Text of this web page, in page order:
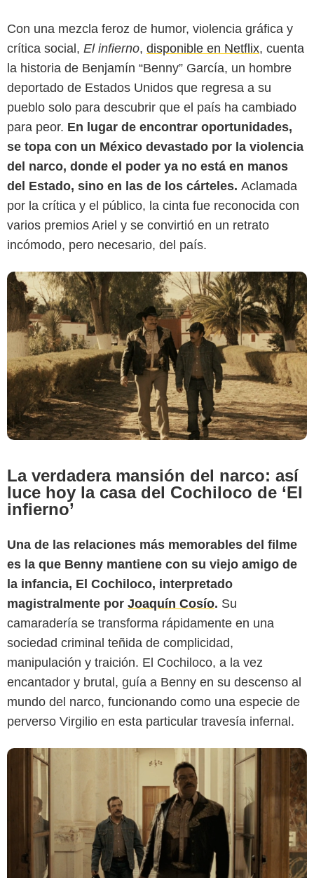
Con una mezcla feroz de humor, violencia gráfica y
crítica social, El infierno, disponible en Netflix, cuenta
la historia de Benjamín “Benny” García, un hombre
deportado de Estados Unidos que regresa a su
pueblo solo para descubrir que el país ha cambiado
para peor. En lugar de encontrar oportunidades,
se topa con un México devastado por la violencia
del narco, donde el poder ya no está en manos
del Estado, sino en las de los cárteles. Aclamada
por la crítica y el público, la cinta fue reconocida con
varios premios Ariel y se convirtió en un retrato
incómodo, pero necesario, del país.
Bandidos Films
La verdadera mansión del narco: así
luce hoy la casa del Cochiloco de ‘El
infierno’
Una de las relaciones más memorables del filme
es la que Benny mantiene con su viejo amigo de
la infancia, El Cochiloco, interpretado
magistralmente por Joaquín Cosío. Su
camaradería se transforma rápidamente en una
sociedad criminal teñida de complicidad,
manipulación y traición. El Cochiloco, a la vez
encantador y brutal, guía a Benny en su descenso al
mundo del narco, funcionando como una especie de
perverso Virgilio en esta particular travesía infernal.
Bandidos Films